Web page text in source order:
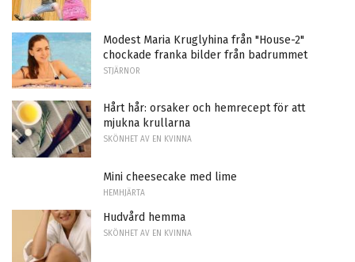
Modest Maria Kruglyhina från "House-2"
chockade franka bilder från badrummet
STJÄRNOR
Hårt hår: orsaker och hemrecept för att
mjukna krullarna
SKÖNHET AV EN KVINNA
Mini cheesecake med lime
HEMHJÄRTA
Hudvård hemma
SKÖNHET AV EN KVINNA